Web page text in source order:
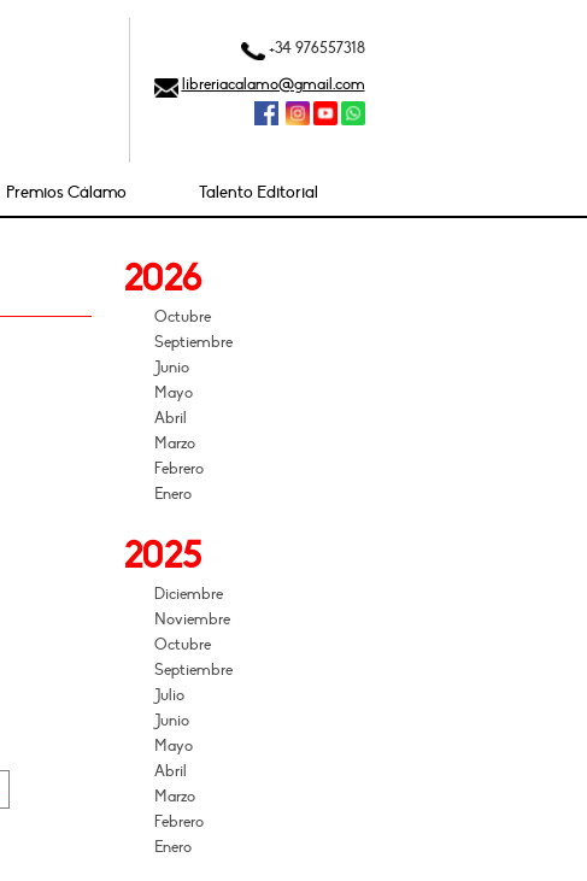
+34 976557318
libreriacalamo@gmail.com
Premios Cálamo Talento Editorial
2026
Octubre
Septiembre
Junio
Mayo
Abril
Marzo
Febrero
Enero
2025
Diciembre
Noviembre
Octubre
Septiembre
Julio
Junio
Mayo
Abril
Marzo
Febrero
Enero